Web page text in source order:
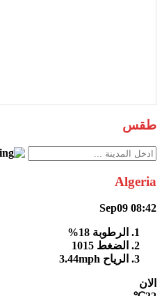
طقس
Algeria
Sep09 08:42
الرطوبة 18%
الضغط 1015
الرياح 3.44mph
الان